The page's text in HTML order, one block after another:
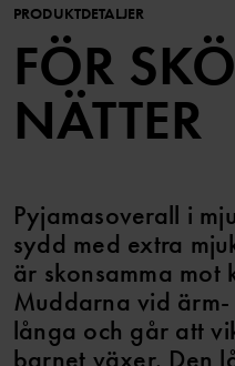
PRODUKTDETALJER
FÖR
NÄTTER
Pyjamasoverall i
sydd med extra
är skonsamma mot
Muddarna vid
långa och går att